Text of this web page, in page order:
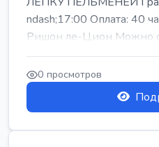
ndash;17:00 Оплата: 40
Ришон ле-Цион Можно
0 просмотров